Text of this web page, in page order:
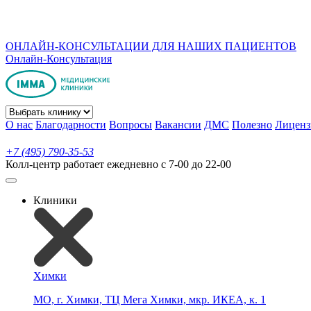
ОНЛАЙН-КОНСУЛЬТАЦИИ ДЛЯ НАШИХ ПАЦИЕНТОВ
Онлайн-Консультация
О нас Благодарности Вопросы Вакансии ДМС Полезно
+7 (495) 790-35-53
Колл-центр работает ежедневно с 7-00 до 22-00
Клиники
Химки
МО, г. Химки, ТЦ Мега Химки, мкр. ИКЕА, к. 1